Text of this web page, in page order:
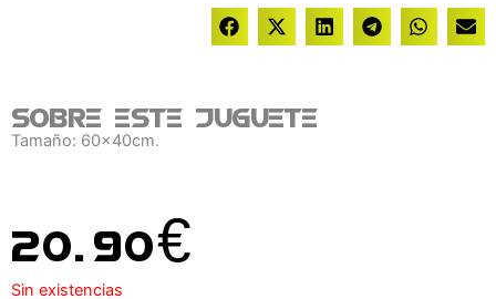
Sobre este juguete
Tamaño: 60x40cm.
20.90€
Sin existencias